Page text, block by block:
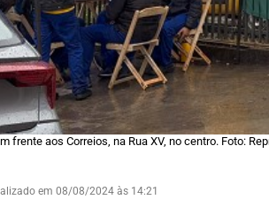
frente aos Correios, na Rua XV, no centro. Foto:
em 08/08/2024 às 14:21